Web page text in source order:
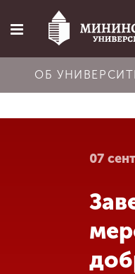
Главная
Об университете
Абитуриенту
Обучение
ОБ
07